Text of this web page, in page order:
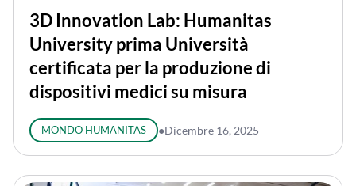
3D Innovation Lab: Humanitas
University prima Università
certificata per la produzione di
dispositivi medici su misura
MONDO HUMANITAS ●Dicembre 16, 2025